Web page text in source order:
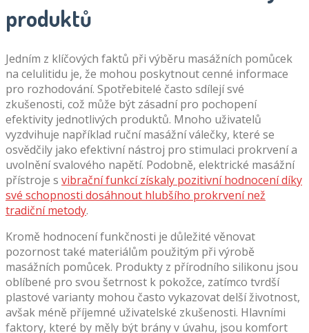
produktů
Jedním z klíčových faktů při výběru masážních pomůcek
na celulitidu je, že mohou poskytnout cenné informace
pro rozhodování. Spotřebitelé často sdílejí své
zkušenosti, což může být zásadní pro pochopení
efektivity jednotlivých produktů. Mnoho uživatelů
vyzdvihuje například ruční masážní válečky, které se
osvědčily jako efektivní nástroj pro stimulaci prokrvení a
uvolnění svalového napětí. Podobně, elektrické masážní
přístroje s vibrační funkcí získaly pozitivní hodnocení díky
své schopnosti dosáhnout hlubšího prokrvení než
tradiční metody.
Kromě hodnocení funkčnosti je důležité věnovat
pozornost také materiálům použitým při výrobě
masážních pomůcek. Produkty z přírodního silikonu jsou
oblíbené pro svou šetrnost k pokožce, zatímco tvrdší
plastové varianty mohou často vykazovat delší životnost,
avšak méně příjemné uživatelské zkušenosti. Hlavními
faktory, které by měly být brány v úvahu, jsou komfort